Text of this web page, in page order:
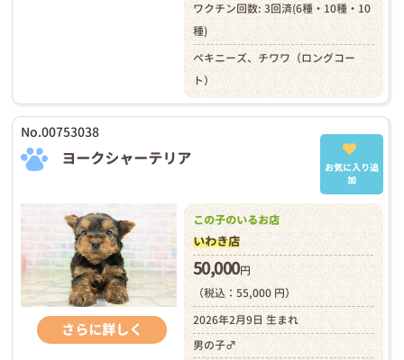
ワクチン回数: 3回済(6種・10種・10
種)
ペキニーズ、チワワ（ロングコー
ト）
No.00753038
ヨークシャーテリア
お気に入り追
加
さらに詳しく
この子のいるお店
いわき店
50,000円
（税込：55,000 円）
2026年2月9日 生まれ
男の子♂